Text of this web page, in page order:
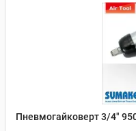
Пневмогайковерт 3/4"